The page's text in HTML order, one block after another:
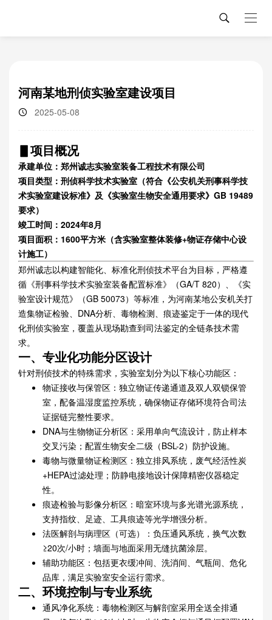
河南某地刑侦实验室建设项目
2025-05-08
▋项目概况
承建单位：郑州诚志实验室装备工程技术有限公司
项目类型：刑侦科学技术实验室（符合《公安机关刑事科学技
术实验室建设标准》及《实验室生物安全通用要求》GB 19489
要求）
竣工时间：2024年8月
项目面积：1600平方米（含实验室整体装修+物证存储中心设
计施工）
郑州诚志以构建智能化、标准化刑侦技术平台为目标，严格遵
循《刑事科学技术实验室装备配置标准》（GA/T 820）、《实
验室设计规范》（GB 50073）等标准，为河南某地公安机关打
造集物证检验、DNA分析、毒物检测、痕迹鉴定于一体的现代
化刑侦实验室，覆盖从现场勘查到司法鉴定的全链条技术需
求。
一、专业化功能分区设计
针对刑侦技术的特殊需求，实验室划分为以下核心功能区：
物证接收与保管区：独立物证传递通道及双人双锁保管
室，配备温湿度监控系统，确保物证存储环境符合司法
证据链完整性要求。
DNA与生物物证分析区：采用单向气流设计，防止样本
交叉污染；配置生物安全二级（BSL-2）防护设施。
毒物与微量物证检测区：独立排风系统，废气经活性炭
+HEPA过滤处理；防静电接地设计保障精密仪器稳定
性。
痕迹检验与影像分析区：暗室环境与多光谱光源系统，
支持指纹、足迹、工具痕迹等光学增强分析。
法医解剖与病理区（可选）：负压通风系统，换气次数
≥20次/小时；墙面与地面采用无缝抗菌涂层。
辅助功能区：包括更衣缓冲间、洗消间、气瓶间、危化
品库，满足实验室安全运行需求。
二、环境控制与专业系统
通风净化系统：毒物检测区与解剖室采用全送全排通